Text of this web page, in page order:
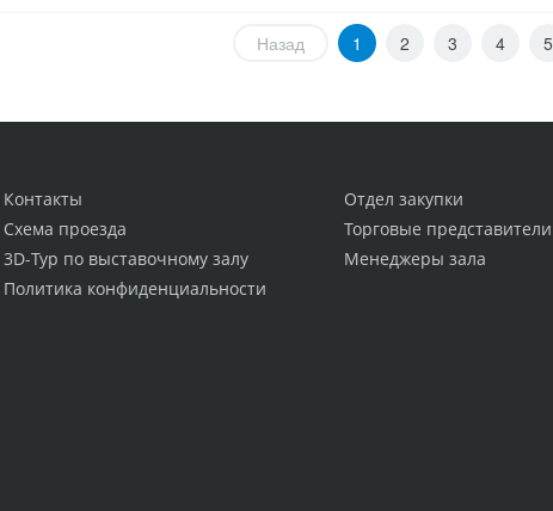
Назад 1 2 3 4 5
Отдел закупки
Торговые представители
Менеджеры зала
Контакты
Схема проезда
3D-Тур по выставочному залу
Политика конфиденциальности